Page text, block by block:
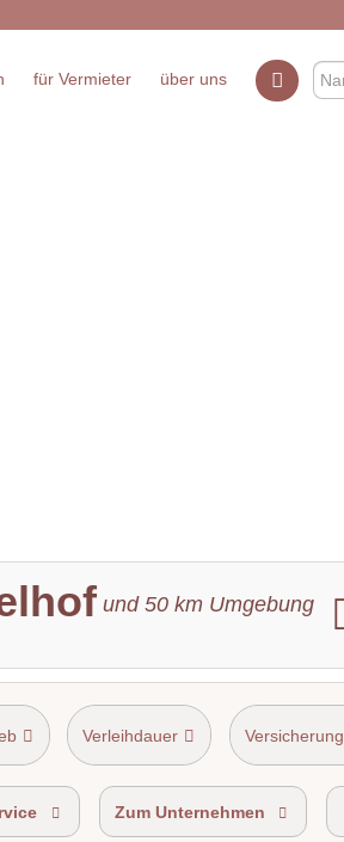
für Vermieter über uns
und 50 km Umgebung
Verleihdauer Versicherung
Zum Unternehmen